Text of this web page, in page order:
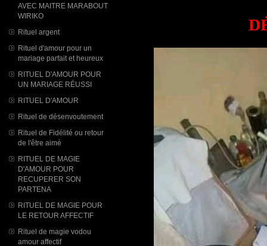
AVEC MAITRE MARABOUT
WIRIKO
Rituel argent
Rituel d'amour pour un
mariage parfait et heureux
RITUEL D'AMOUR POUR
UN MARIAGE RÉUSSI
RITUEL D'AMOUR
Rituel de désenvoutement
Rituel de Fidélité ou retour
de l'être aimé
RITUEL DE MAGIE
D'AMOUR POUR
RECUPERER SON
PARTENA
RITUEL DE MAGIE POUR
LE RETOUR AFFECTIF
Rituel de magie vodou
amour affectif